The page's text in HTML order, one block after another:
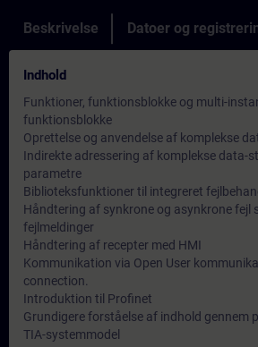
Beskrivelse Datoer og
Indhold
Funktioner, funktionsblokke og multi-
funktionsblokke
Oprettelse og anvendelse af komplekse
Indirekte adressering af komplekse data-
parametre
Biblioteksfunktioner til integreret
Håndtering af synkrone og asynkrone fejl
fejlmeldinger
Håndtering af recepter med HMI
Kommunikation via Open User
connection.
Introduktion til Profinet
Grundigere forståelse af indhold gennem
TIA-systemmodel